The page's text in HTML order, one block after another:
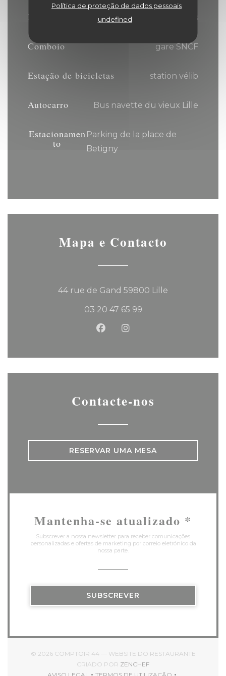
Política de proteção de dados pessoais
undefined
Metro Gare Lille Flandres
Comboio gare SNCF
Estação de bicicletas station vélib
Autocarro Bus navette du vieux Lille
Estacionamen
to
Parking de la place de
Betigny
Mapa e Contacto
44 rue de Gand 59800 Lille
03 20 47 65 99
Facebook ((abre numa
Instagram ((abre
Contacte-nos
RESERVAR UMA MESA
Mantenha-se atualizado *
Subscrever a nossa newsletter para receber comunicações
personalizadas e ofertas de marketing por correio eletrónico da
nossa parte.
SUBSCREVER
© 2026 COMPTOIR 44 — WEBSITE DO RESTAURANTE
CRIADO POR ZENCHEF((ABRE NUMA NOVA